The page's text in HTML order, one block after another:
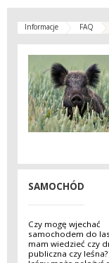
Informacje FAQ
SAMOCHÓD
Czy mogę wjechać
samochodem do
mam wiedzieć czy
publiczna czy